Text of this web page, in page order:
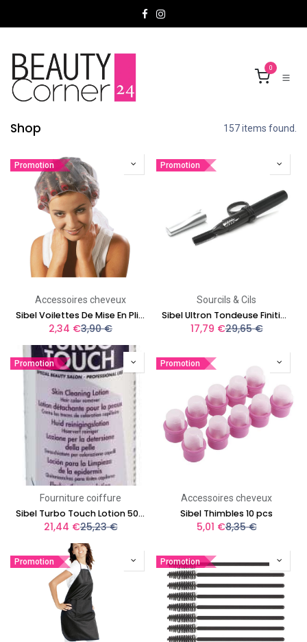
0
Shop 157 items found.
Promotion
Accessoires cheveux
Sibel Voilettes De Mise En Plis Tulle
2,34 €3,90€
Promotion
Sourcils & Cils
Sibel Ultron Tondeuse Finition Sourcils
17,79 €29,65€
Promotion
Fourniture coiffure
Sibel Turbo Touch Lotion 500 ml
21,44 €25,23€
Promotion
Accessoires cheveux
Sibel Thimbles 10 pcs
5,01 €8,35€
Promotion Promotion